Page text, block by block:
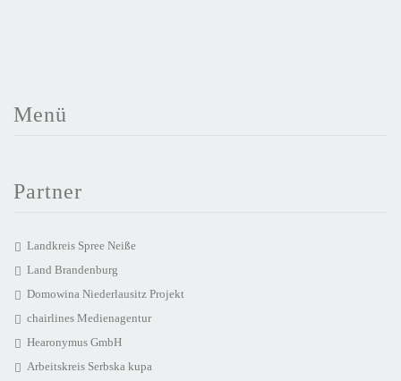
Menü
Partner
Landkreis Spree Neiße
Land Brandenburg
Domowina Niederlausitz Projekt
chairlines Medienagentur
Hearonymus GmbH
Arbeitskreis Serbska kupa